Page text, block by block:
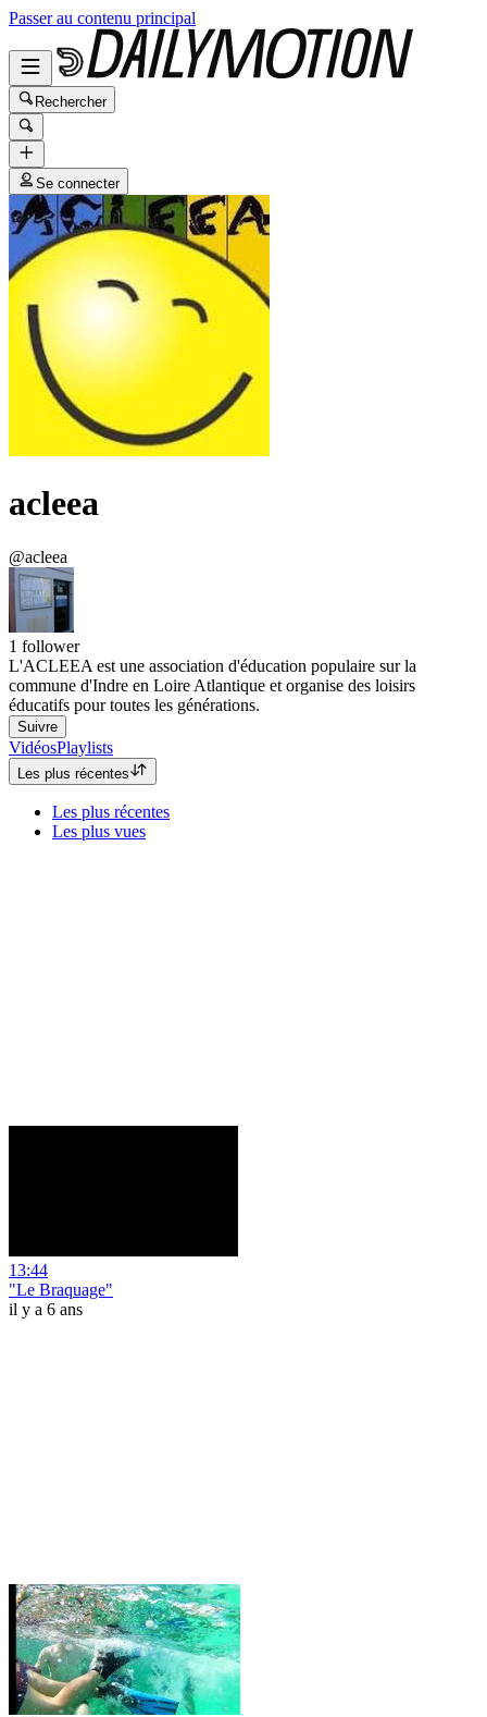
Passer au contenu principal
Rechercher
Se connecter
acleea
@acleea
1 follower
L'ACLEEA est une association d'éducation populaire sur la
commune d'Indre en Loire Atlantique et organise des loisirs
éducatifs pour toutes les générations.
Suivre
VidéosPlaylists
Les plus récentes
Les plus récentes
Les plus vues
13:44
"Le Braquage"
il y a 6 ans